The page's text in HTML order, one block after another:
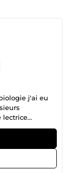
j'ai eu
lectrice
mettre en
relire et